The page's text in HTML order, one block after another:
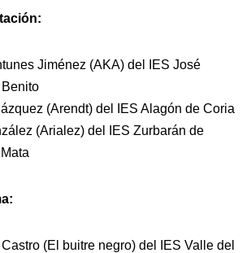
Jiménez (AKA) del IES José
(Arendt) del IES Alagón de Coria
(Arialez) del IES Zurbarán de
(El buitre negro) del IES Valle del